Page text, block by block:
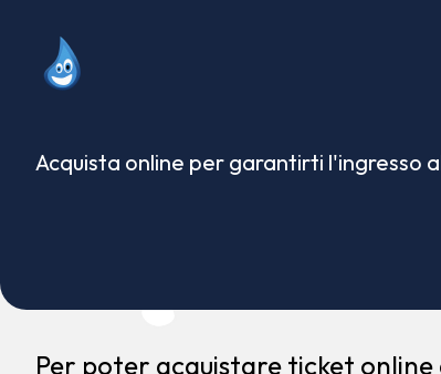
Acquista online per garantirti l'ingresso
Per poter acquistare ticket